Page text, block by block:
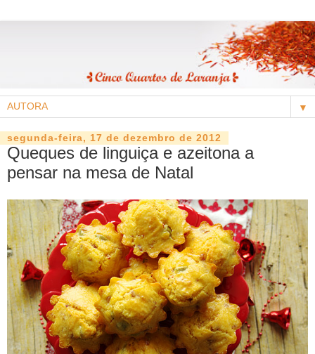
▼
segunda-feira, 17 de dezembro de 2012
Queques de linguiça e azeitona a
pensar na mesa de Natal